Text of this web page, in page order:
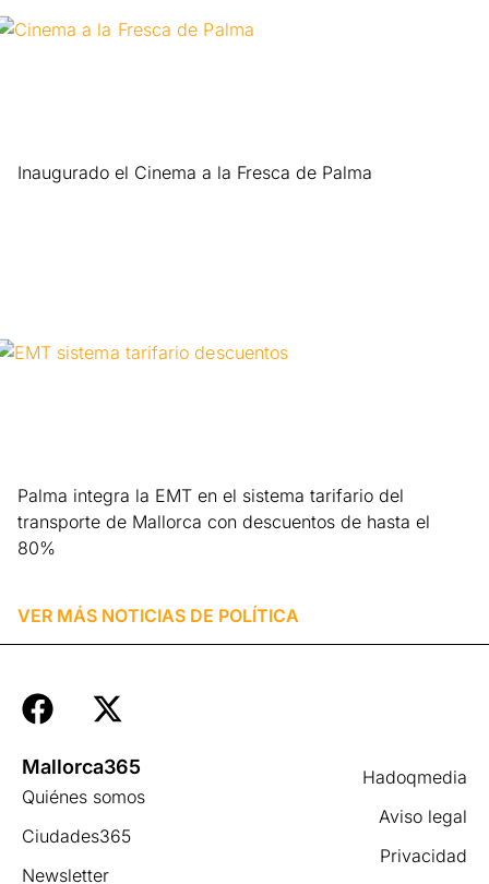
Inaugurado el Cinema a la Fresca de Palma
Palma integra la EMT en el sistema tarifario del
transporte de Mallorca con descuentos de hasta el
80%
VER MÁS NOTICIAS DE POLÍTICA
Hadoqmedia
Aviso legal
Privacidad
Mallorca365
Quiénes somos
Ciudades365
Newsletter